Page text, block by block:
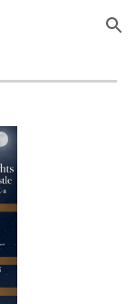
Skip to navigation